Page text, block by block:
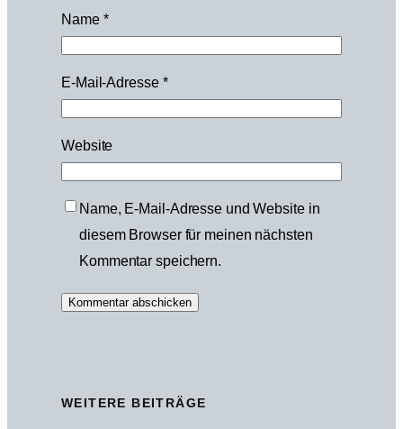
Name *
E-Mail-Adresse *
Website
Name, E-Mail-Adresse und Website in
diesem Browser für meinen nächsten
Kommentar speichern.
WEITERE BEITRÄGE